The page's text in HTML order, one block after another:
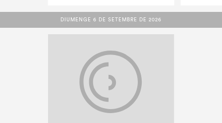
DIUMENGE 6 DE SETEMBRE DE 2026
DIUMENGE 6 DE SETEMBRE DE 2026